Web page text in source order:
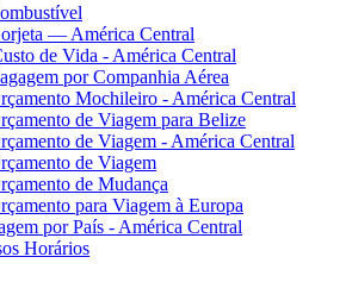
— América Central
de Vida - América Central
por Companhia Aérea
Mochileiro - América Central
de Viagem para Belize
de Viagem - América Central
de Viagem
de Mudança
para Viagem à Europa
por País - América Central
Horários